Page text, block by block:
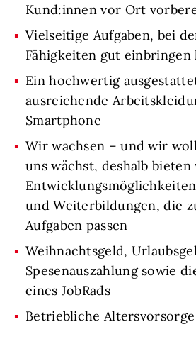
Kund:innen vor Ort
Vielseitige Aufgaben, bei
Fähigkeiten gut einbringen
Ein hochwertig
ausreichende
Smartphone
Wir wachsen – und wir
uns wächst, deshalb
und Weiterbildungen, die
Aufgaben passen
Weihnachtsgeld,
Spesenauszahlung sowie
eines JobRads
Betriebliche Altersvorsorge